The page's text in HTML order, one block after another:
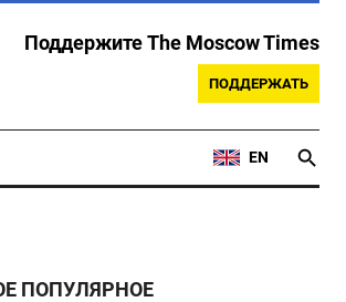
Поддержите The Moscow Times
ПОДДЕРЖАТЬ
EN
ПОПУЛЯРНОЕ